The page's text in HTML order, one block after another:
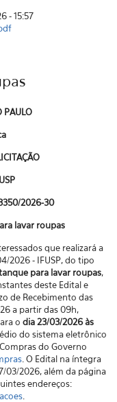
- 15:57
PAULO
2026-30
lavar roupas
que realizará a
2026 - IFUSP, do tipo
para lavar roupas,
deste Edital e
de Recebimento das
a partir das 09h,
o dia 23/03/2026 às
do sistema eletrônico
do Governo
. O Edital na íntegra
03/2026, além da página
endereços:
.